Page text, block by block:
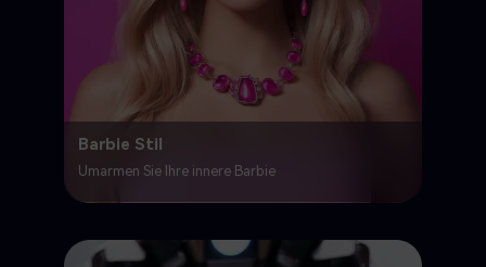
Barbie Stil
Umarmen Sie Ihre innere Barbie